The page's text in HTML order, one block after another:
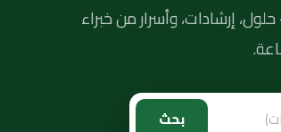
إرشادات، وأسرار من خبراء
بحث